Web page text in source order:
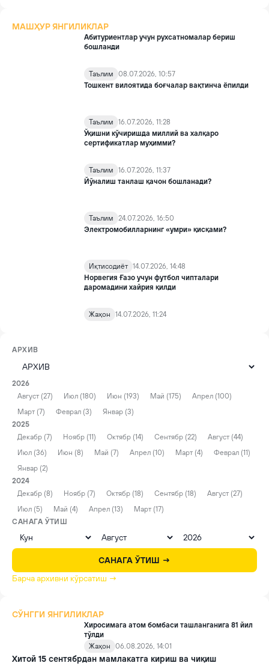
МАШҲУР ЯНГИЛИКЛАР
Абитуриентлар учун рухсатномалар бериш
бошланди
Таълим
08.07.2026, 10:57
Тошкент вилоятида боғчалар вақтинча ёпилди
Таълим
16.07.2026, 11:28
Ўқишни кўчиришда миллий ва халқаро
сертификатлар муҳимми?
Таълим
16.07.2026, 11:37
Йўналиш танлаш қачон бошланади?
Таълим
24.07.2026, 16:50
Электромобилларнинг «умри» қисқами?
Иқтисодиёт 14.07.2026, 14:48
Норвегия Ғазо учун футбол чипталари
даромадини хайрия қилди
Жаҳон 14.07.2026, 11:24
АРХИВ
2026
Август (27)
Июл (180) Июн (193) Май (175)
Апрел (100)
Март (7)
Феврал (3)
Январ (3)
2025
Декабр (7)
Ноябр (11) Октябр (14) Сентябр (22)
Август (44)
Июл (36)
Июн (8) Май (7) Апрел (10) Март (4)
Феврал (11)
Январ (2)
2024
Декабр (8)
Ноябр (7) Октябр (18) Сентябр (18)
Август (27)
Июл (5)
Май (4) Апрел (13)
Март (17)
САНАГА ЎТИШ
САНАГА ЎТИШ →
Барча архивни кўрсатиш →
СЎНГГИ ЯНГИЛИКЛАР
Хиросимага атом бомбаси ташланганига 81 йил
тўлди
Жаҳон
06.08.2026, 14:01
Хитой 15 сентябрдан мамлакатга кириш ва чиқиш